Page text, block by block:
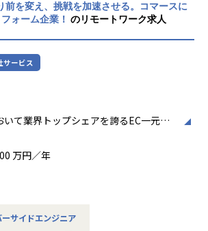
ク株式会社 公式note）：https://not
ンチェック会社紹介資料/Coincheck
）：https://speakerdeck.com/coinc
company-description
献したかまで、
きる環境です。
リアルタイム性、整合性、セキュリテ
グな技術課題に取り組むことができ
体となり、現場の課題解決というボト
で、
盤を初期フェーズから設計・構築して
前を変え、挑戦を加速させる。コマースに
ォーム企業！ のリモートワーク求人
サービス
いて業界トップシェアを誇るEC一元管
事業者の成長を支援してきました。
で、EC運営の課題はより個別化・複雑
ジ機能だけでは解決できない領域が増
富な機能とデータをもったAPIを駆使
万円／年
サイドエンジニア